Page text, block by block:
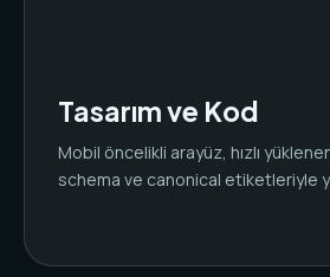
Tasarım ve Kod
Mobil öncelikli arayüz, hızlı
schema ve canonical etiketleriyle